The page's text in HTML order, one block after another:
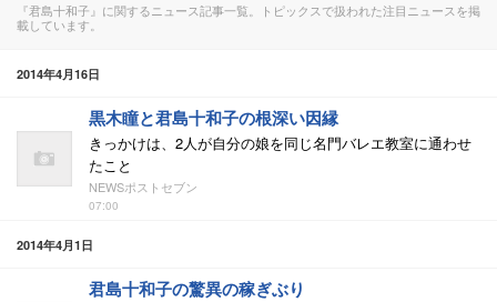
『君島十和子』に関するニュース記事一覧。トピックスで扱われた注目ニュースを掲
載しています。
2014年4月16日
黒木瞳と君島十和子の根深い因縁
きっかけは、2人が自分の娘を同じ名門バレエ教室に通わせ
たこと
NEWSポストセブン
07:00
2014年4月1日
君島十和子の驚異の稼ぎぶり